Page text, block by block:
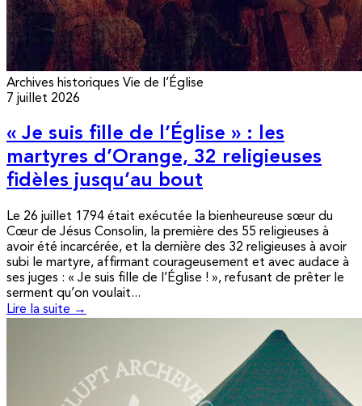
Archives historiques Vie de l’Église
7 juillet 2026
« Je suis fille de l’Église » : les
martyres d’Orange, 32 religieuses
fidèles jusqu’au bout
Le 26 juillet 1794 était exécutée la bienheureuse sœur du
Cœur de Jésus Consolin, la première des 55 religieuses à
avoir été incarcérée, et la dernière des 32 religieuses à avoir
subi le martyre, affirmant courageusement et avec audace à
ses juges : « Je suis fille de l’Église ! », refusant de prêter le
serment qu’on voulait...
Lire la suite →